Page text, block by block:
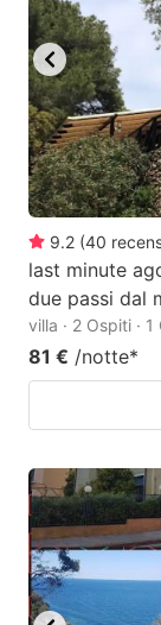
9.2 (40
last minute
due passi dal
villa · 2 Ospiti ·
81 € /notte*